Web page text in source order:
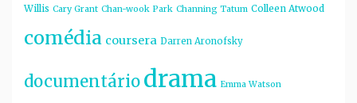
Willis Cary Grant Chan-wook Park Channing Tatum Colleen Atwood
comédia coursera Darren Aronofsky
documentáriodrama Emma Watson